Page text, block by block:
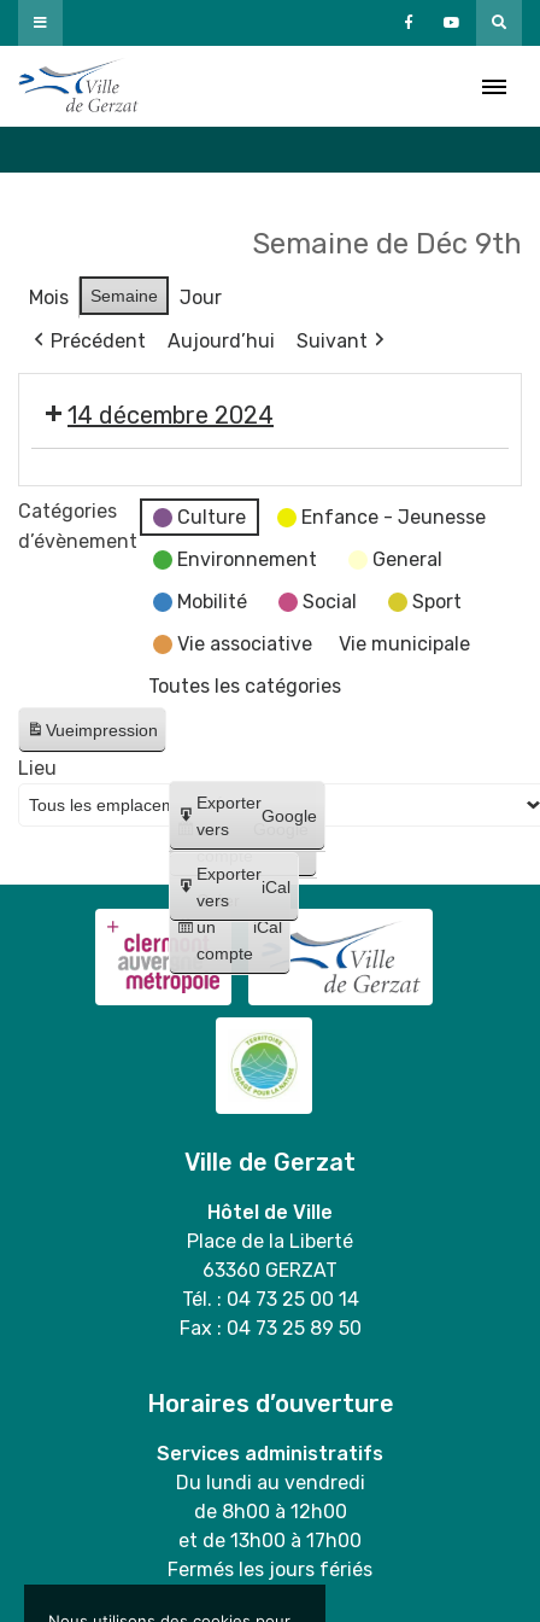
Passer
au
contenu
Semaine de Déc 9th
Mois Semaine
Jour
Précédent
Aujourd’hui Suivant
14 décembre 2024
Ego
-
Catégories
d’évènement
Culture
Enfance - Jeunesse
Environnement
General
Mobilité
Social
Sport
Vie associative
Vie municipale
Toutes les catégories
Vueimpression
Créer
un
compte
Google
Créer
un
compte
iCal
Exporter
vers
Google
Exporter
vers
iCal
Lieu
Ville de Gerzat
Hôtel de Ville
Place de la Liberté
63360 GERZAT
Tél. : 04 73 25 00 14
Fax : 04 73 25 89 50
Horaires d’ouverture
Services administratifs
Du lundi au vendredi
de 8h00 à 12h00
et de 13h00 à 17h00
Fermés les jours fériés